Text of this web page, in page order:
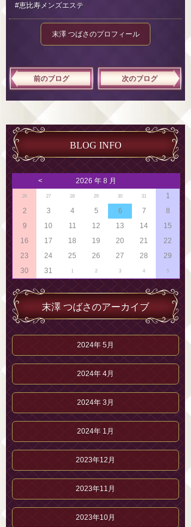
#恵比寿メンズエステ
末澤 つばさのプロフィール
前のブログ 次のブログ
BLOG INFO
< 2026 年 8 月
26 27 28 29 30 31
1
2
3 4 5 6 7
8
9
10 11 12 13 14
15
16
17 18 19 20 21
22
23
24 25 26 27 28
29
30
31 1 2 3 4 5
末澤 つばさのアーカイブ
2024年 5月
2024年 4月
2024年 3月
2024年 1月
2023年12月
2023年11月
2023年10月